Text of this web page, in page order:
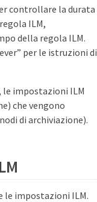
controllare la durata
ILM,
della regola ILM.
per le istruzioni di
impostazioni ILM
che vengono
di archiviazione).
le impostazioni ILM.